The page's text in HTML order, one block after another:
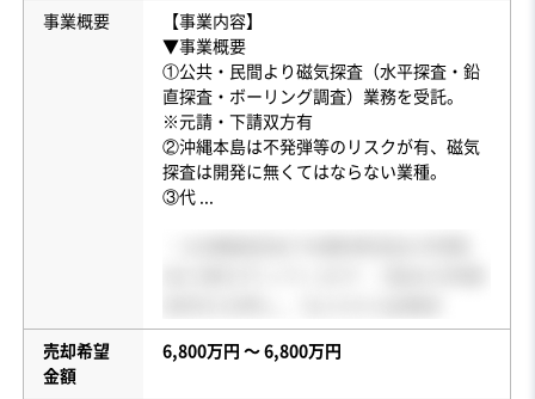
事業概要
【事業内容】
▼事業概要
①公共・民間より磁気探査（水平探査・鉛
直探査・ボーリング調査）業務を受託。
※元請・下請双方有
②沖縄本島は不発弾等のリスクが有、磁気
探査は開発に無くてはならない業種。
③代
売却希望
金額
6,800万円 〜 6,800万円